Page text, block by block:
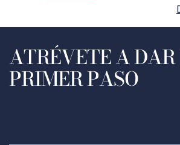
ATRÉVETE A DAR
PRIMER PASO